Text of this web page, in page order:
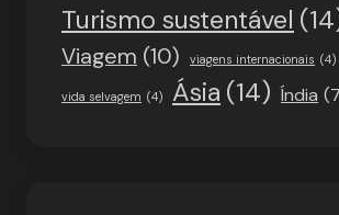
Turismo sustentável
Viagem (10) viagens internacionais (4)
vida selvagem (4) Ásia (14) Índia